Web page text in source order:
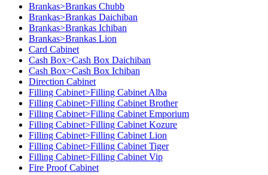
Brankas>Brankas Chubb
Brankas>Brankas Daichiban
Brankas>Brankas Ichiban
Brankas>Brankas Lion
Card Cabinet
Cash Box>Cash Box Daichiban
Cash Box>Cash Box Ichiban
Direction Cabinet
Filling Cabinet>Filling Cabinet Alba
Filling Cabinet>Filling Cabinet Brother
Filling Cabinet>Filling Cabinet Emporium
Filling Cabinet>Filling Cabinet Kozure
Filling Cabinet>Filling Cabinet Lion
Filling Cabinet>Filling Cabinet Tiger
Filling Cabinet>Filling Cabinet Vip
Fire Proof Cabinet